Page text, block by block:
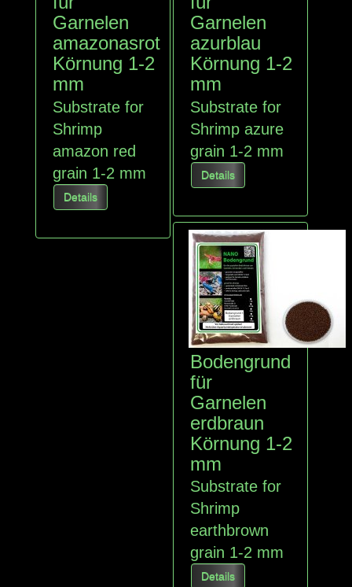
Garnelen
amazonasrot
Körnung 1-2
mm
Substrate for
Shrimp
amazon red
grain 1-2 mm
Details
Garnelen
azurblau
Körnung 1-2
mm
Substrate for
Shrimp azure
grain 1-2 mm
Details
Bodengrund
für
Garnelen
erdbraun
Körnung 1-2
mm
Substrate for
Shrimp
earthbrown
grain 1-2 mm
Details